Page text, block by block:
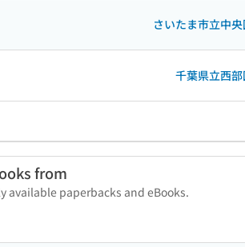
さいたま市立中
千葉県立西
from
available paperbacks and eBooks.